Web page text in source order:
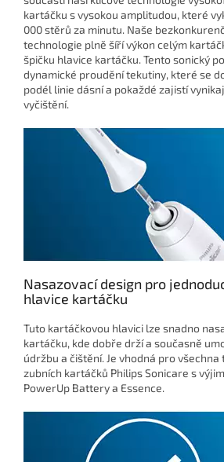
kartáčku s vysokou amplitudou, které
000 stěrů za minutu. Naše
technologie plně šíří výkon celým
špičku hlavice kartáčku. Tento sonický
dynamické proudění tekutiny, které se
podél linie dásní a pokaždé zajistí
vyčištění.
Nasazovací design pro
hlavice kartáčku
Tuto kartáčkovou hlavici lze snadno
kartáčku, kde dobře drží a současně
údržbu a čištění. Je vhodná pro všechna
zubních kartáčků Philips Sonicare s
PowerUp Battery a Essence.